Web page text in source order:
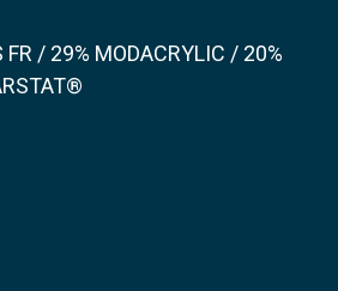
FR / 29% MODACRYLIC / 20%